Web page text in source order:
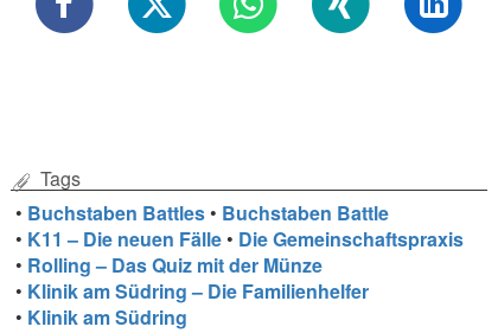
Tags
• Buchstaben Battles • Buchstaben Battle
• K11 – Die neuen Fälle • Die Gemeinschaftspraxis
• Rolling – Das Quiz mit der Münze
• Klinik am Südring – Die Familienhelfer
• Klinik am Südring